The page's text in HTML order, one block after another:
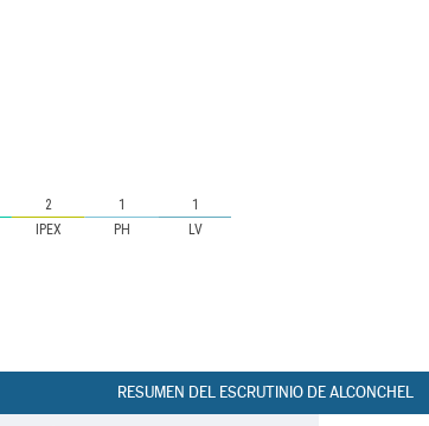
IPEX PH LV
2 1 1
RESUMEN DEL ESCRUTINIO DE ALCONCHEL